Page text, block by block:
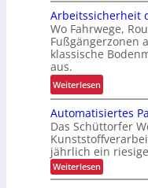
a
g
e
z
u
r
K
I
ö
s
u
g
f
ü
r
R
e
c
e
h
r
E
r
g
o
n
o
m
i
e
Arbeitssicherheit
Wo Fahrwege,
Fußgängerzonen
klassische
aus.
Weiterlesen:
A
r
b
e
i
t
Automatisiertes
Das Schüttorfer
jährlich ein
Weiterlesen:
A